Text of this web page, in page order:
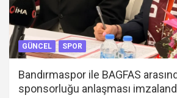
GÜNCEL SPOR
Bandırmaspor ile BAGFAS
sponsorluğu anlaşması